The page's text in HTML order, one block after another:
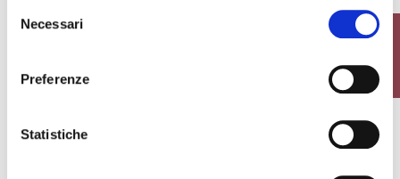
delNecessari
Preferenze
Statistiche
BAUMWOLLE
9,00 €
favorite_border